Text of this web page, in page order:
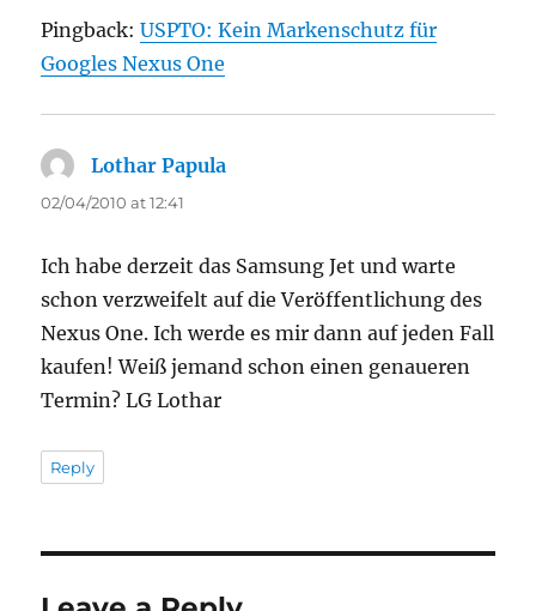
Pingback:USPTO: Kein Markenschutz für
Googles Nexus One
Lothar Papula
02/04/2010 at 12:41
Ich habe derzeit das Samsung Jet und warte
schon verzweifelt auf die Veröffentlichung des
Nexus One. Ich werde es mir dann auf jeden Fall
kaufen! Weiß jemand schon einen genaueren
Termin? LG Lothar
Reply